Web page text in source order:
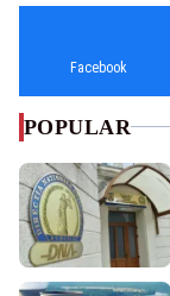
Facebook
POPULAR